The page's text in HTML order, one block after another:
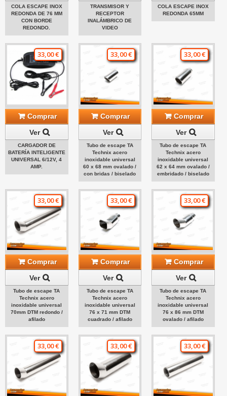
COLA ESCAPE INOX
REDONDA DE 76 MM
CON BORDE
REDONDO.
TRANSMISOR Y
RECEPTOR
INALÁMBRICO DE
VIDEO
COLA ESCAPE INOX
REDONDA 65MM
33,00 €
Comprar
Ver
CARGADOR DE
BATERÍA INTELIGENTE
UNIVERSAL 6/12V, 4
AMP.
33,00 €
Comprar
Ver
Tubo de escape TA
Technix acero
inoxidable universal
60 x 68 mm ovalado /
con bridas / biselado
33,00 €
Comprar
Ver
Tubo de escape TA
Technix acero
inoxidable universal
62 x 64 mm ovalado /
embridado / biselado
33,00 €
Comprar
Ver
Tubo de escape TA
Technix acero
inoxidable universal
70mm DTM redondo /
afilado
33,00 €
Comprar
Ver
Tubo de escape TA
Technix acero
inoxidable universal
76 x 71 mm DTM
cuadrado / afilado
33,00 €
Comprar
Ver
Tubo de escape TA
Technix acero
inoxidable universal
76 x 86 mm DTM
ovalado / afilado
33,00 € 33,00 € 33,00 €